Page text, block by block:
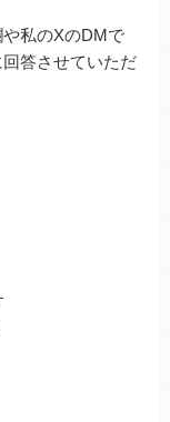
私のXのDMで
答させていただ